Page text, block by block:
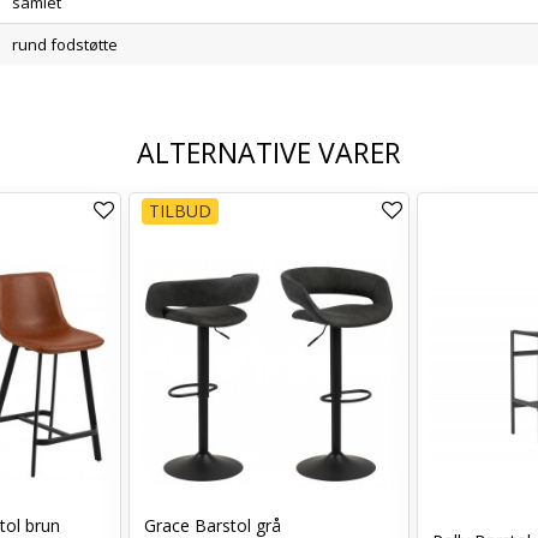
rund fodstøtte
ALTERNATIVE VARER
brun
TILBUD
Grace Barstol grå